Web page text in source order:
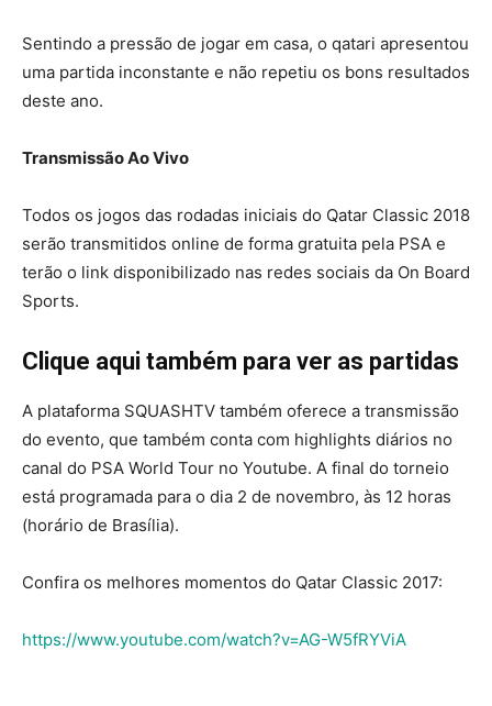
Sentindo a pressão de jogar em casa, o qatari apresentou
uma partida inconstante e não repetiu os bons resultados
deste ano.
Transmissão Ao Vivo
Todos os jogos das rodadas iniciais do Qatar Classic 2018
serão transmitidos online de forma gratuita pela PSA e
terão o link disponibilizado nas redes sociais da On Board
Sports.
Clique aqui também para ver as partidas
A plataforma SQUASHTV também oferece a transmissão
do evento, que também conta com highlights diários no
canal do PSA World Tour no Youtube. A final do torneio
está programada para o dia 2 de novembro, às 12 horas
(horário de Brasília).
Confira os melhores momentos do Qatar Classic 2017:
https://www.youtube.com/watch?v=AG-W5fRYViA